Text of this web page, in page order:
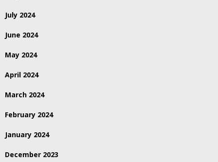
July 2024
June 2024
May 2024
April 2024
March 2024
February 2024
January 2024
December 2023